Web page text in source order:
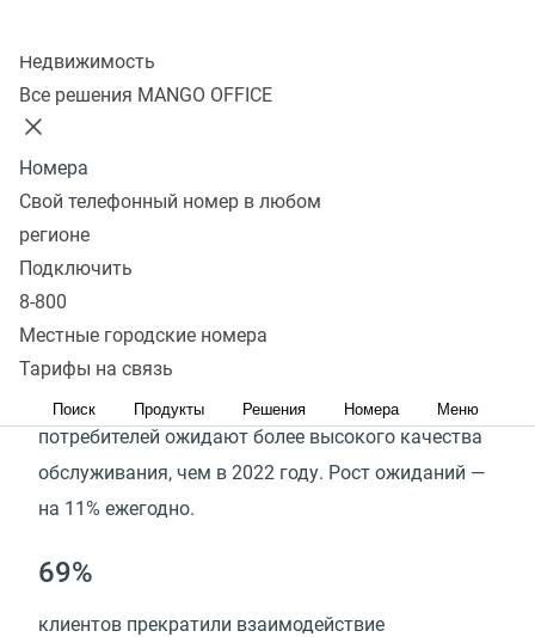
Недвижимость
Все решения MANGO OFFICE
Номера
Свой телефонный номер в любом
регионе
Подключить
8-800
Местные городские номера
Тарифы на связь
Поиск Продукты Решения Номера Меню
74%
покупателей используют несколько каналов
коммуникации с компанией до покупки. При этом
потребители в возрасте до 45 лет предпочитают
цифровые каналы телефону.
31%
потребителей ожидают более высокого качества
обслуживания, чем в 2022 году. Рост ожиданий —
на 11% ежегодно.
69%
клиентов прекратили взаимодействие